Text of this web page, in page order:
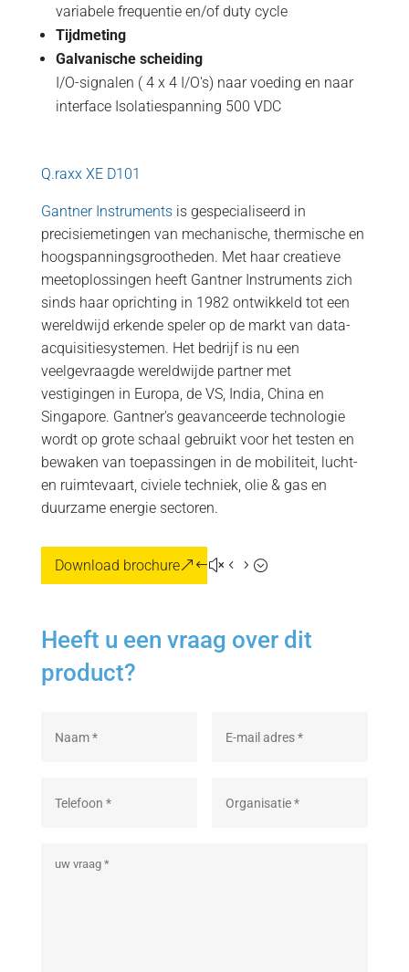
variabele frequentie en/of duty cycle
Tijdmeting
Galvanische scheiding
I/O-signalen ( 4 x 4 I/O's) naar voeding en naar
interface Isolatiespanning 500 VDC
Q.raxx XE D101
Gantner Instrumentsis gespecialiseerd in
precisiemetingen van mechanische, thermische en
hoogspanningsgrootheden. Met haar creatieve
meetoplossingen heeft Gantner Instruments zich
sinds haar oprichting in 1982 ontwikkeld tot een
wereldwijd erkende speler op de markt van data-
acquisitiesystemen. Het bedrijf is nu een
veelgevraagde wereldwijde partner met
vestigingen in Europa, de VS, India, China en
Singapore. Gantner's geavanceerde technologie
wordt op grote schaal gebruikt voor het testen en
bewaken van toepassingen in de mobiliteit, lucht-
en ruimtevaart, civiele techniek, olie & gas en
duurzame energie sectoren.
Download brochure
Heeft u een vraag over dit
product?